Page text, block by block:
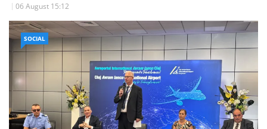
06 August 15:12
SOCIAL